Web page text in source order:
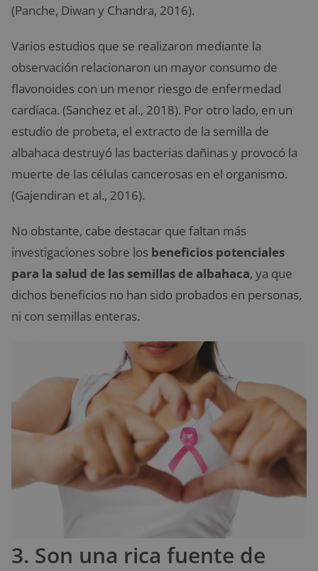
(Panche, Diwan y Chandra, 2016).
Varios estudios que se realizaron mediante la
observación relacionaron un mayor consumo de
flavonoides con un menor riesgo de enfermedad
cardíaca. (Sanchez et al., 2018). Por otro lado, en un
estudio de probeta, el extracto de la semilla de
albahaca destruyó las bacterias dañinas y provocó la
muerte de las células cancerosas en el organismo.
(Gajendiran et al., 2016).
No obstante, cabe destacar que faltan más
investigaciones sobre los beneficios potenciales
para la salud de las semillas de albahaca, ya que
dichos beneficios no han sido probados en personas,
ni con semillas enteras.
3. Son una rica fuente de